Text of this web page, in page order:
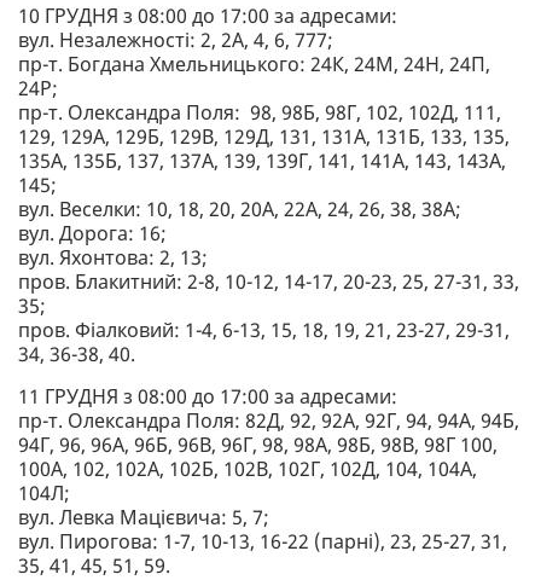
10 ГРУДНЯ з 08:00 до 17:00 за адресами:
вул. Незалежності: 2, 2А, 4, 6, 777;
пр-т. Богдана Хмельницького: 24К, 24М, 24Н, 24П,
24Р;
пр-т. Олександра Поля: 98, 98Б, 98Г, 102, 102Д, 111,
129, 129А, 129Б, 129В, 129Д, 131, 131А, 131Б, 133, 135,
135А, 135Б, 137, 137А, 139, 139Г, 141, 141А, 143, 143А,
145;
вул. Веселки: 10, 18, 20, 20А, 22А, 24, 26, 38, 38А;
вул. Дорога: 16;
вул. Яхонтова: 2, 13;
пров. Блакитний: 2-8, 10-12, 14-17, 20-23, 25, 27-31, 33,
35;
пров. Фіалковий: 1-4, 6-13, 15, 18, 19, 21, 23-27, 29-31,
34, 36-38, 40.
11 ГРУДНЯ з 08:00 до 17:00 за адресами:
пр-т. Олександра Поля: 82Д, 92, 92А, 92Г, 94, 94А, 94Б,
94Г, 96, 96А, 96Б, 96В, 96Г, 98, 98А, 98Б, 98В, 98Г 100,
100А, 102, 102А, 102Б, 102В, 102Г, 102Д, 104, 104А,
104Л;
вул. Левка Мацієвича: 5, 7;
вул. Пирогова: 1-7, 10-13, 16-22 (парні), 23, 25-27, 31,
35, 41, 45, 51, 59.